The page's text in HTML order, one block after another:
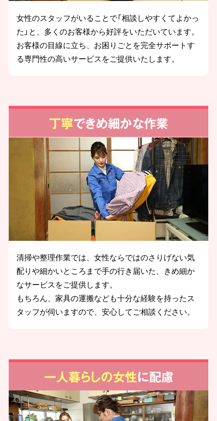
女性のスタッフがいることで「相談しやすくてよかっ
た」と、多くのお客様から好評をいただいています。
お客様の目線に立ち、お困りごとを完全サポートす
る専門性の高いサービスをご提供いたします。
丁寧できめ細かな作業
清掃や整理作業では、女性ならではのさりげない気
配りや細かいところまで手の行き届いた、きめ細か
なサービスをご提供します。
もちろん、家具の運搬なども十分な経験を持ったス
タッフが伺いますので、安心してご相談ください。
一人暮らしの女性に配慮